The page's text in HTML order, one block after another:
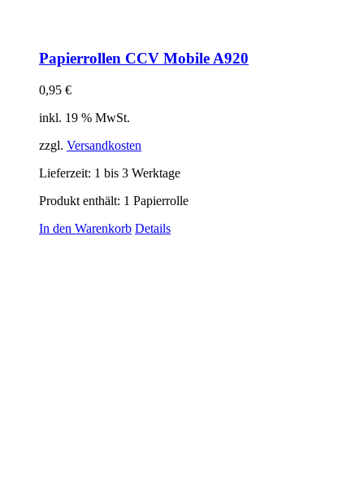
Papierrollen CCV Mobile A920
0,95 €
inkl. 19 % MwSt.
zzgl. Versandkosten
Lieferzeit: 1 bis 3 Werktage
Produkt enthält: 1 Papierrolle
In den Warenkorb Details